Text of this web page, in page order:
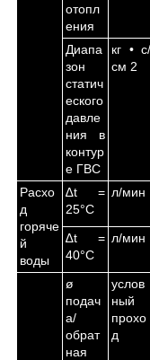
отопл
ения
Диапа
зон
статич
еского
давле
ния в
контур
е ГВС
кг • с/
см 2
Расхо
д
горяче
й
воды
∆t =
25°С
л/мин
∆t =
40°С
л/мин
ø
подач
а/
обрат
ная
услов
ный
прохо
д